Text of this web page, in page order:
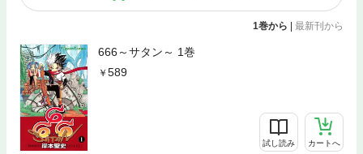
1巻から 最新刊から
666～サタン～ 1巻
589
試し読み カートへ